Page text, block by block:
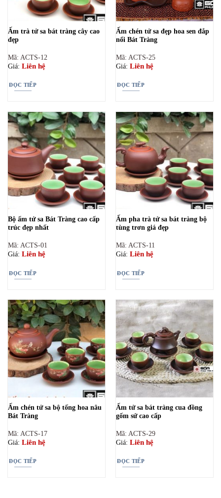
Ấm trà tử sa bát tràng cây cao
đẹp
Mã: ACTS-12
Giá: Liên hệ
ĐỌC TIẾP
Ấm chén tử sa đẹp hoa sen đắp
nổi Bát Tràng
Mã: ACTS-25
Giá: Liên hệ
ĐỌC TIẾP
Bộ ấm tử sa Bát Tràng cao cấp
trúc đẹp nhất
Mã: ACTS-01
Giá: Liên hệ
ĐỌC TIẾP
Ấm pha trà tử sa bát tràng bộ
tùng trơn giá đẹp
Mã: ACTS-11
Giá: Liên hệ
ĐỌC TIẾP
Ấm chén tử sa bộ tống hoa nâu
Bát Tràng
Mã: ACTS-17
Giá: Liên hệ
ĐỌC TIẾP
Ấm tử sa bát tràng cua đồng
gốm sứ cao cấp
Mã: ACTS-29
Giá: Liên hệ
ĐỌC TIẾP